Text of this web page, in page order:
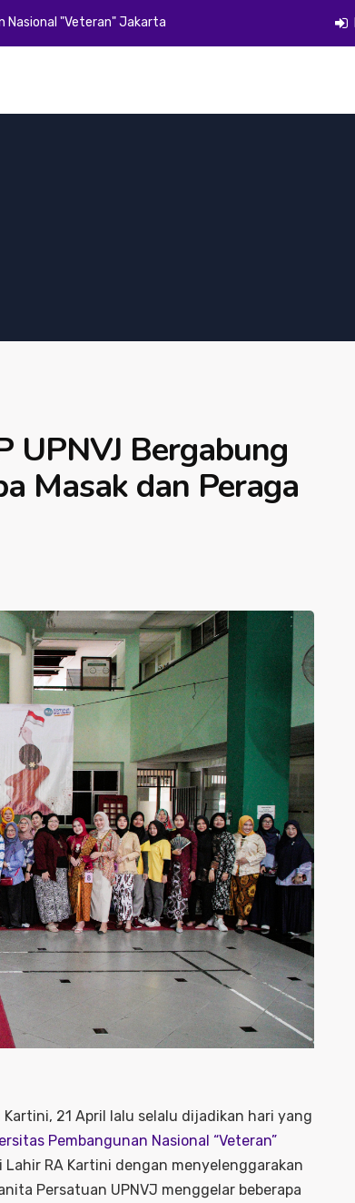
Nasional "Veteran" Jakarta
UPNVJ Bergabung
Masak dan Peraga
21 April lalu selalu dijadikan hari yang
Pembangunan Nasional “Veteran”
RA Kartini dengan menyelenggarakan
Persatuan UPNVJ menggelar beberapa